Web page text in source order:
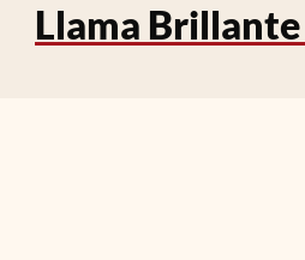
Llama Brillante